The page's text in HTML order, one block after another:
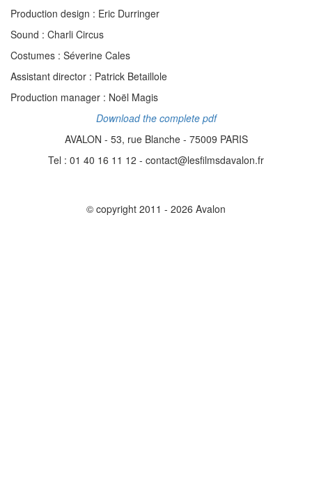
Production design : Eric Durringer
Sound : Charli Circus
Costumes : Séverine Cales
Assistant director : Patrick Betaillole
Production manager : Noël Magis
Download the complete pdf
AVALON - 53, rue Blanche - 75009 PARIS
Tel : 01 40 16 11 12 - contact@lesfilmsdavalon.fr
© copyright 2011 - 2026 Avalon